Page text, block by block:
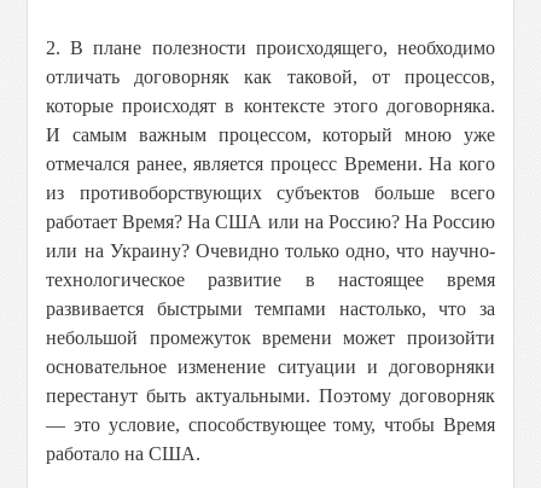
2. В плане полезности происходящего, необходимо
отличать договорняк как таковой, от процессов,
которые происходят в контексте этого договорняка.
И самым важным процессом, который мною уже
отмечался ранее, является процесс Времени. На кого
из противоборствующих субъектов больше всего
работает Время? На США или на Россию? На Россию
или на Украину? Очевидно только одно, что научно-
технологическое развитие в настоящее время
развивается быстрыми темпами настолько, что за
небольшой промежуток времени может произойти
основательное изменение ситуации и договорняки
перестанут быть актуальными. Поэтому договорняк
— это условие, способствующее тому, чтобы Время
работало на США.